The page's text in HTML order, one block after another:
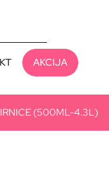
AKCIJA
(500ML-4.3L)